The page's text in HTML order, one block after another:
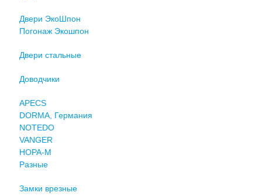
Двери ЭкоШпон
Погонаж Экошпон
Двери стальные
Доводчики
APECS
DORMA, Германия
NOTEDO
VANGER
НОРА-М
Разные
Замки врезные